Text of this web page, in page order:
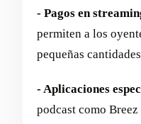
- Pagos en
permiten a los
pequeñas
- Aplicaciones
podcast como